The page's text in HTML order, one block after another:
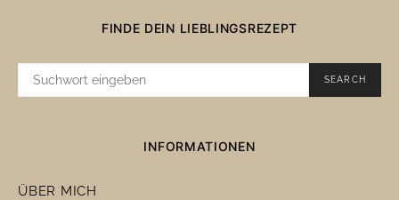
FINDE DEIN LIEBLINGSREZEPT
SUCHE
SEARCH
INFORMATIONEN
ÜBER MICH